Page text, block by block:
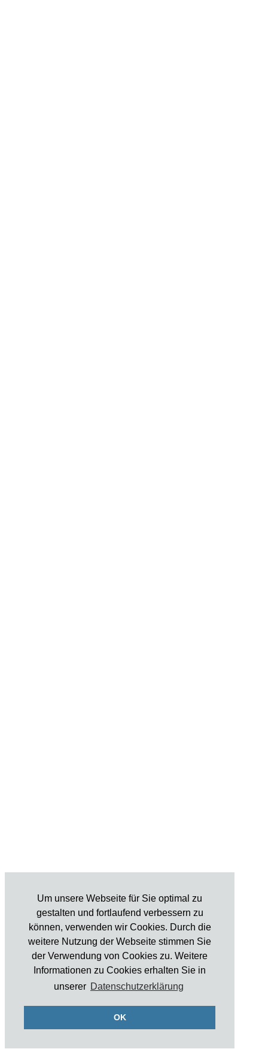
Um unsere Webseite für Sie optimal zu
gestalten und fortlaufend verbessern zu
können, verwenden wir Cookies. Durch die
weitere Nutzung der Webseite stimmen Sie
der Verwendung von Cookies zu. Weitere
Informationen zu Cookies erhalten Sie in
unserer Datenschutzerklärung
OK